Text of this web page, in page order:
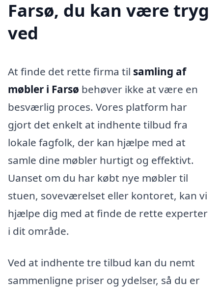
Farsø, du kan være tryg
ved
At finde det rette firma til samling af
møbler i Farsø behøver ikke at være en
besværlig proces. Vores platform har
gjort det enkelt at indhente tilbud fra
lokale fagfolk, der kan hjælpe med at
samle dine møbler hurtigt og effektivt.
Uanset om du har købt nye møbler til
stuen, soveværelset eller kontoret, kan vi
hjælpe dig med at finde de rette experter
i dit område.
Ved at indhente tre tilbud kan du nemt
sammenligne priser og ydelser, så du er